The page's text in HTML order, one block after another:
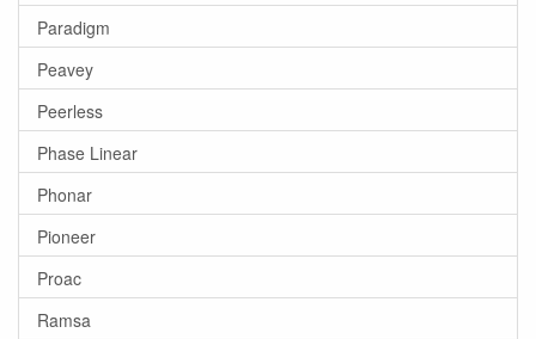
Paradigm
Peavey
Peerless
Phase Linear
Phonar
Pioneer
Proac
Ramsa